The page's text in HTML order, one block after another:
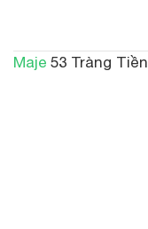
Maje 53 Tràng Tiền